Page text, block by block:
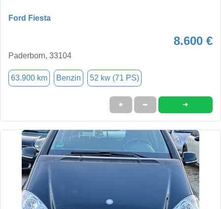
Ford Fiesta
8.600 €
Paderborn, 33104
63.900 km Benzin 52 kw (71 PS)
★ ➦ ➜